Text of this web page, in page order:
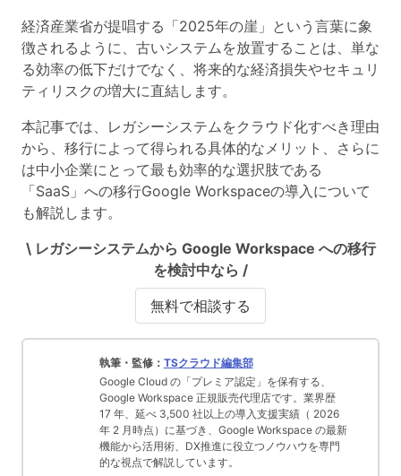
経済産業省が提唱する「2025年の崖」という言葉に象
徴されるように、古いシステムを放置することは、単な
る効率の低下だけでなく、将来的な経済損失やセキュリ
ティリスクの増大に直結します。
本記事では、レガシーシステムをクラウド化すべき理由
から、移行によって得られる具体的なメリット、さらに
は中小企業にとって最も効率的な選択肢である
「SaaS」への移行Google Workspaceの導入について
も解説します。
\ レガシーシステムから Google Workspace への移行
を検討中なら /
無料で相談する
執筆・監修： TSクラウド編集部
Google Cloud の「プレミア認定」を保有する、
Google Workspace 正規販売代理店です。業界歴
17 年、延べ 3,500 社以上の導入支援実績（ 2026
年 2 月時点）に基づき、Google Workspace の最新
機能から活用術、DX推進に役立つノウハウを専門
的な視点で解説しています。